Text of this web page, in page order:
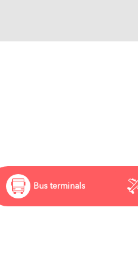
Bus terminals